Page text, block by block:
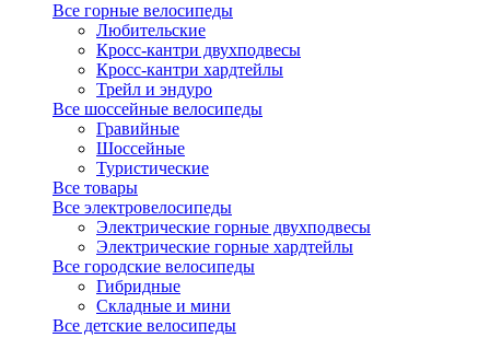
Все горные велосипеды
Любительские
Кросс-кантри двухподвесы
Кросс-кантри хардтейлы
Трейл и эндуро
Все шоссейные велосипеды
Гравийные
Шоссейные
Туристические
Все товары
Все электровелосипеды
Электрические горные двухподвесы
Электрические горные хардтейлы
Все городские велосипеды
Гибридные
Складные и мини
Все детские велосипеды